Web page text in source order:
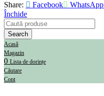
Share: Facebook WhatsApp
Închide
Search
Acasă
Magazin
0 Lista de dorințe
Căutare
Cont